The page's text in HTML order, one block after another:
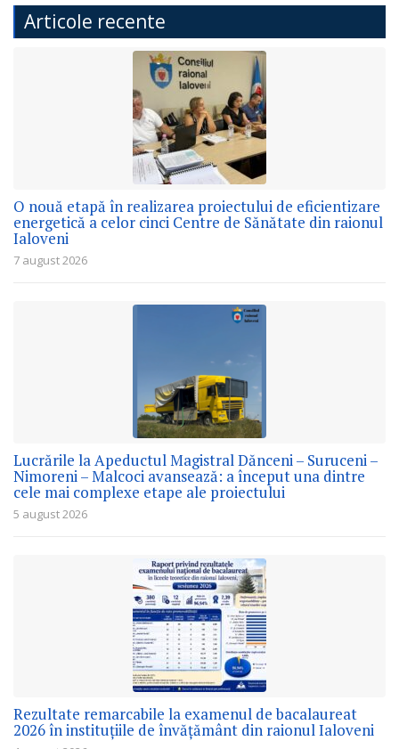
Articole recente
O nouă etapă în realizarea proiectului de eficientizare
energetică a celor cinci Centre de Sănătate din raionul
Ialoveni
7 august 2026
Lucrările la Apeductul Magistral Dănceni – Suruceni –
Nimoreni – Malcoci avansează: a început una dintre
cele mai complexe etape ale proiectului
5 august 2026
Rezultate remarcabile la examenul de bacalaureat
2026 în instituțiile de învățământ din raionul Ialoveni